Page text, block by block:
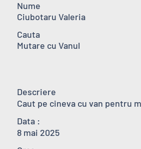
Nume
Ciubotaru Valeria
Cauta
Mutare cu Vanul
Descriere
Caut pe cineva cu van pentru
Data :
8 mai 2025